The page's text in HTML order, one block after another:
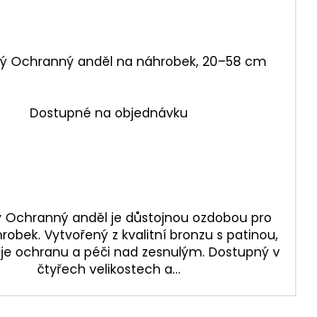
Ochranný anděl na náhrobek, 20–58 cm
Dostupné na objednávku
Ochranný anděl je důstojnou ozdobou pro
Vytvořený z kvalitní bronzu s patinou,
ochranu a péči nad zesnulým. Dostupný v
čtyřech velikostech a...